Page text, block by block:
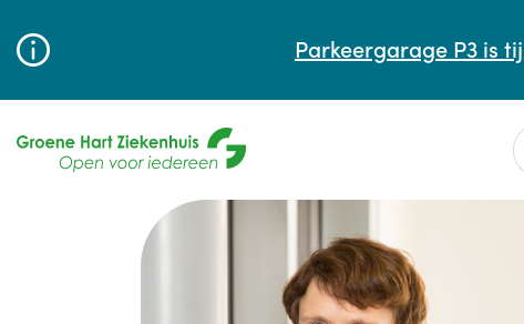
Parkeergarage P3 is